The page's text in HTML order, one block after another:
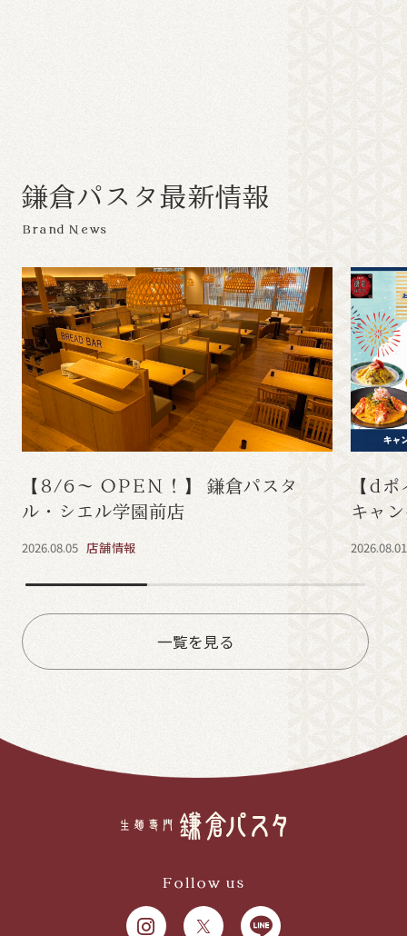
鎌倉パ ス タ最新情報
Brand News
【8/6～ OPEN！】 鎌倉パスタ
ル・シエル学園前店
2026.08.05 店舗情報
【d
キャ
2026.08.01
一覧を見る
Follow us